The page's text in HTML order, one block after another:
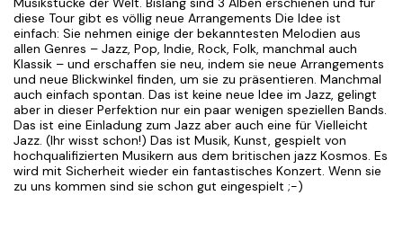
diese Tour gibt es völlig neue Arrangements Die Idee ist
einfach: Sie nehmen einige der bekanntesten Melodien aus
allen Genres – Jazz, Pop, Indie, Rock, Folk, manchmal auch
Klassik – und erschaffen sie neu, indem sie neue Arrangements
und neue Blickwinkel finden, um sie zu präsentieren. Manchmal
auch einfach spontan. Das ist keine neue Idee im Jazz, gelingt
aber in dieser Perfektion nur ein paar wenigen speziellen Bands.
Das ist eine Einladung zum Jazz aber auch eine für Vielleicht
Jazz. (Ihr wisst schon!) Das ist Musik, Kunst, gespielt von
hochqualifizierten Musikern aus dem britischen jazz Kosmos. Es
wird mit Sicherheit wieder ein fantastisches Konzert. Wenn sie
zu uns kommen sind sie schon gut eingespielt ;-)